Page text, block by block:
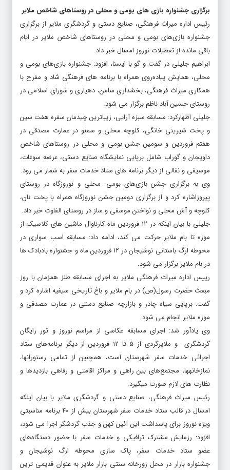
برگزاری جشنواره بازی های بومی و محلی در روستاهای شاخص ملایر
رئیس اداره میراث فرهنگی، صنایع دستی و گردشگری ملایر از برگزاری
جشنواره بازی‌های بومی و محلی در روستاهای شاخص ملایر در ایام
باقی مانده از تعطیلات نوروز امسال خبر داد.
ابراهیم جلیلی در گفت و گو با ایسنا، افزود: جشنواره بازی‌های بومی و
محلی، همایش پیاده‌روی همراه با برنامه های فرهنگی شاد و مفرح با
همکاری میراث فرهنگی، بخشداری سامن، دهیاری و شورای اسلامی در
روستای حسین آباد ناظم برگزار می شود.
جلیلی اظهارکرد: مسابقه سبزه آرایی، زیباترین چیدمان سفره هفت سین
و پخت شیرینی خانگی، کلوچه محلی و سمنو در عمارت مصدقی در
هفتم فروردین و سومین جشن بومی و محلی در روستاهای شاخص
داویجان و گوراب شامل برپایی نمایشگاه صنایع دستی، عرضه سوغات،
موسیقی و نقالی از دیگر برنامه های ستاد خدمات سفر به شمار می رود.
وی به برگزاری جشن بازی‌های بومی- محلی و نوروزگاه در روستای
پیروزاشاره کرد و از برگزاری دومین جشن نوروزگاه همراه با پخت نان،
کلوچه و آش محلی و نواختن موسقی و ساز در روستای الفاوت خبر داد.
جلیلی با بیان اینکه در ۱۲ فروردین ماه کارناوال ماشین های کلاسیک از
موزه تا بام ملایر حرکت می کند، ادامه داد: مسابقه اسب سواری در
محوطه ارگ باستانی نوشیجان در ۱۲ فروردین ماه و جشنواره بادبادک ها
در بام ملایر برگزار می شود.
رییس اداره میراث فرهنگی ملایر به اجرای مسابقه طنز همزمان با روز
مبعث حضرت رسول(ص) در بام ملایر و باغ تاریخی سیفیه اشاره کرد و
گفت: برپایی سیاه چادر و بازارچه صنایع دستی در عمارت مصدقی و
موزه ملایر انجام می شود.
وی یادآور شد: اجرای مسابقه عکاسی از مراسم نوروز و تور رایگان
گردشگری و ملایرگردی از ۵ تا ۱۲ فروردین از دیگر برنامه‌های ستاد
اجرائی خدمات سفر شهرستان است، همچنین از تمامی رستورانها،
نمازخانهها، مجتمع‌های بین راهی و مراکز اقامتی و رفاهی بازدیدها و
نظارت های لازم صورت میگیرد.
رئیس میراث فرهنگی، صنایع دستی و گردشگری ملایر با بیان اینکه
امسال در قالب ستاد خدمات سفر شهرستان بیش از ۴۰ برنامه مناسبتی
ویژه نوروز برای پاسداشت این آئین کهن و جذب گردشگر اجرا می شود،
افزود: رزمایش مشترک ترافیکی و خدمات سفر با حضور دستگاه‌های
عضو ستاد خدمات سفر، پاک سازی محوطه ارگ نوشیجان و
جشنواره بازار در محل زورخانه سنتی بازار ملایر به عنوان قدیمی ترین